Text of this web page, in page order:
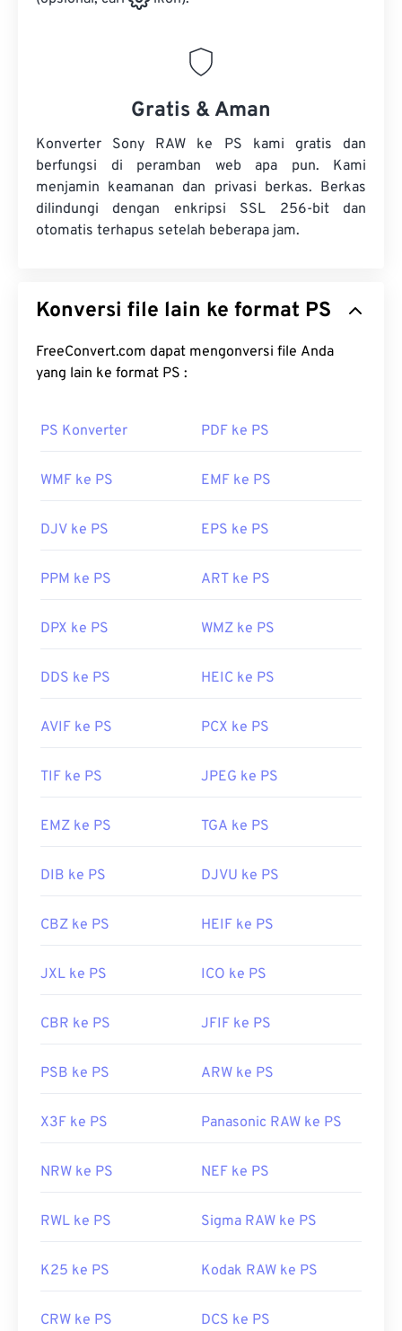
Gratis & Aman
Konverter Sony RAW ke PS kami gratis dan
berfungsi di peramban web apa pun. Kami
menjamin keamanan dan privasi berkas. Berkas
dilindungi dengan enkripsi SSL 256-bit dan
otomatis terhapus setelah beberapa jam.
Konversi file lain ke format PS
FreeConvert.com dapat mengonversi file Anda
yang lain ke format PS :
PS Konverter PDF ke PS
WMF ke PS EMF ke PS
DJV ke PS EPS ke PS
PPM ke PS ART ke PS
DPX ke PS WMZ ke PS
DDS ke PS HEIC ke PS
AVIF ke PS PCX ke PS
TIF ke PS JPEG ke PS
EMZ ke PS TGA ke PS
DIB ke PS DJVU ke PS
CBZ ke PS HEIF ke PS
JXL ke PS ICO ke PS
CBR ke PS JFIF ke PS
PSB ke PS ARW ke PS
X3F ke PS Panasonic RAW ke PS
NRW ke PS NEF ke PS
RWL ke PS Sigma RAW ke PS
K25 ke PS Kodak RAW ke PS
CRW ke PS DCS ke PS